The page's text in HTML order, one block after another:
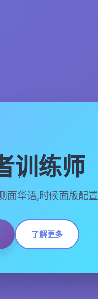
训练师
面华语,时候面版配置
了解更多